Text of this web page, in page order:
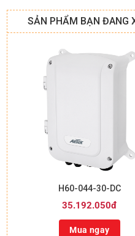
SẢN PHẨM BẠN ĐANG
H60-044-30-DC
35.192.050đ
Mua ngay